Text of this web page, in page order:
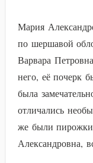
Мария
по шершавой
Варвара
него, её почерк
была
отличались
же были
Александровна,